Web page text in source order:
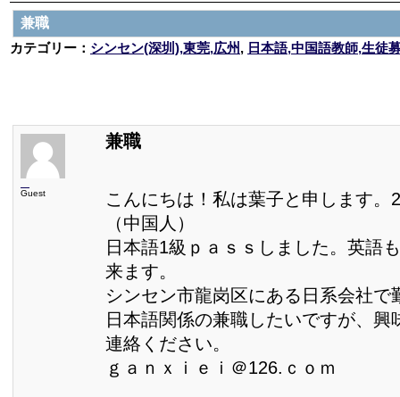
兼職
カテゴリー： シンセン(深圳),東莞,広州, 日本語,中国語教師,生徒
Guest
兼職
こんにちは！私は葉子と申します。
（中国人）
日本語1級ｐａｓｓしました。英語
来ます。
シンセン市龍岗区にある日系会社で
日本語関係の兼職したいですが、興
連絡ください。
ｇａｎｘｉｅｉ＠126.ｃｏｍ